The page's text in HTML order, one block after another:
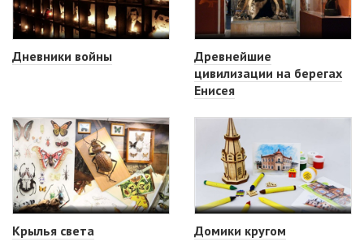
Дневники войны
Древнейшие
цивилизации на берегах
Енисея
Крылья света Домики кругом